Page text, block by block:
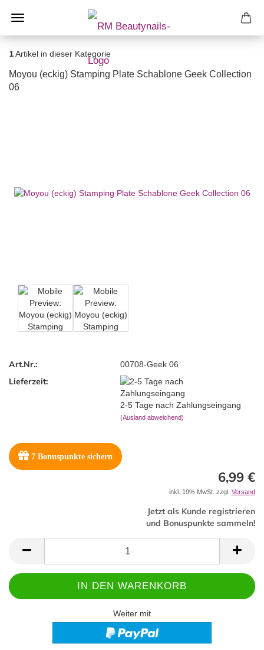
1Artikel in dieser Kategorie
Moyou (eckig) Stamping Plate Schablone Geek Collection
06
Art.Nr.: 00708-Geek 06
Lieferzeit:
2-5 Tage nach Zahlungseingang
(Ausland abweichend)
7 Bonuspunkte sichern
6,99 €
inkl. 19% MwSt. zzgl. Versand
Jetzt als Kunde registrieren
und Bonuspunkte sammeln!
Weiter mit